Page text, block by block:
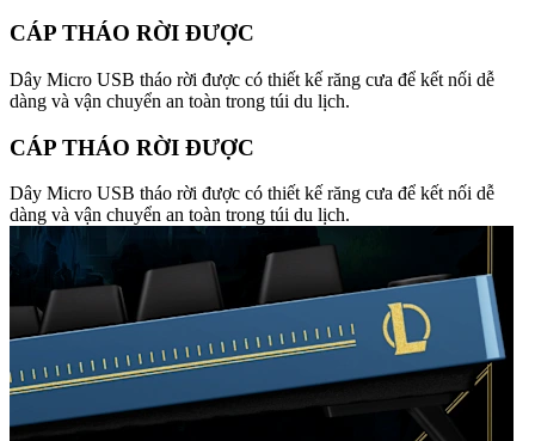
CÁP THÁO RỜI ĐƯỢC
Dây Micro USB tháo rời được có thiết kế răng cưa để kết nối dễ
dàng và vận chuyển an toàn trong túi du lịch.
CÁP THÁO RỜI ĐƯỢC
Dây Micro USB tháo rời được có thiết kế răng cưa để kết nối dễ
dàng và vận chuyển an toàn trong túi du lịch.